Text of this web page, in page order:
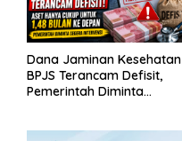
Dana Jaminan Kesehatan
BPJS Terancam Defisit,
Pemerintah Diminta